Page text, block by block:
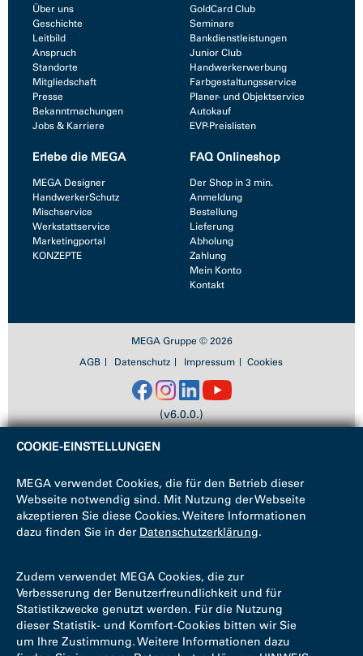
Über uns
Geschichte
Leitbild
Anspruch
Standorte
Mitgliedschaft
Presse
Bekanntmachungen
Jobs & Karriere
GoldCard Club
Seminare
Bankdienstleistungen
Junior Club
Handwerkerwerbung
Farbgestaltungsservice
Planer- und Objektservice
Autokauf
EVP-Preislisten
Erlebe die MEGA
MEGA Designer
HandwerkerSchutz
Mischservice
Werkstattservice
Marketingportal
KONZEPTE
FAQ Onlineshop
Der Shop in 3 min.
Anmeldung
Bestellung
Lieferung
Abholung
Zahlung
Mein Konto
Kontakt
MEGA Gruppe © 2026
AGB
Datenschutz Impressum Cookies
(v6.0.0.)
COOKIE-EINSTELLUNGEN
MEGA verwendet Cookies, die für den Betrieb dieser
Webseite notwendig sind. Mit Nutzung der Webseite
akzeptieren Sie diese Cookies. Weitere Informationen
dazu finden Sie in der Datenschutzerklärung.
Zudem verwendet MEGA Cookies, die zur
Verbesserung der Benutzerfreundlichkeit und für
Statistikzwecke genutzt werden. Für die Nutzung
dieser Statistik- und Komfort-Cookies bitten wir Sie
um Ihre Zustimmung. Weitere Informationen dazu